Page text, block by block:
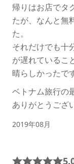
帰りはお店でタ
たが、なんと無
た。
それだけでも十
が遅れているこ
晴らしかったです
ベトナム旅行の
ありがとうござ
2019年08月